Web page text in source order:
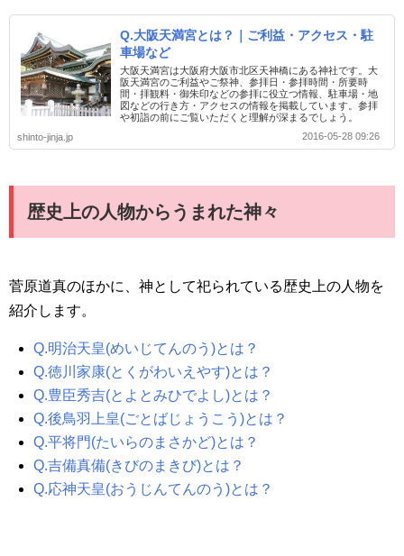
Q.大阪天満宮とは？｜ご利益・アクセス・駐
車場など
大阪天満宮は大阪府大阪市北区天神橋にある神社です。大
阪天満宮のご利益やご祭神、参拝日・参拝時間・所要時
間・拝観料・御朱印などの参拝に役立つ情報、駐車場・地
図などの行き方・アクセスの情報を掲載しています。参拝
や初詣の前にご覧いただくと理解が深まるでしょう。
shinto-jinja.jp
2016-05-28 09:26
歴史上の人物からうまれた神々
菅原道真のほかに、神として祀られている歴史上の人物を
紹介します。
Q.明治天皇(めいじてんのう)とは？
Q.徳川家康(とくがわいえやす)とは？
Q.豊臣秀吉(とよとみひでよし)とは？
Q.後鳥羽上皇(ごとばじょうこう)とは？
Q.平将門(たいらのまさかど)とは？
Q.吉備真備(きびのまきび)とは？
Q.応神天皇(おうじんてんのう)とは？